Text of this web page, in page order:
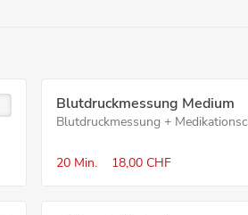
Blutdruckmessung Medium
Blutdruckmessung +
20 Min. 18,00 CHF